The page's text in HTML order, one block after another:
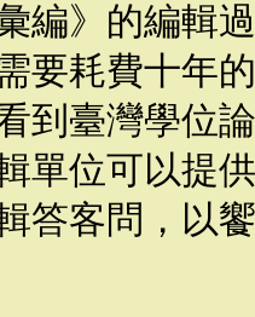
編》的編輯
要耗費十年
到臺灣學位
單位可以提
答客問，以